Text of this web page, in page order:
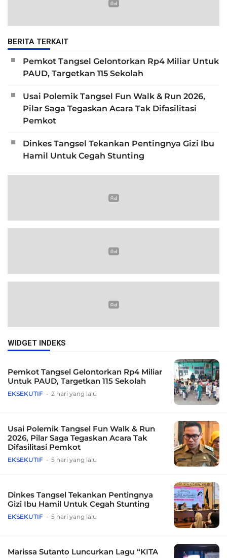
BERITA TERKAIT
Pemkot Tangsel Gelontorkan Rp4 Miliar Untuk
PAUD, Targetkan 115 Sekolah
Usai Polemik Tangsel Fun Walk & Run 2026,
Pilar Saga Tegaskan Acara Tak Difasilitasi
Pemkot
Dinkes Tangsel Tekankan Pentingnya Gizi Ibu
Hamil Untuk Cegah Stunting
WIDGET INDEKS
Pemkot Tangsel Gelontorkan Rp4 Miliar
Untuk PAUD, Targetkan 115 Sekolah
EKSEKUTIF 2 hari yang lalu
Usai Polemik Tangsel Fun Walk & Run
2026, Pilar Saga Tegaskan Acara Tak
Difasilitasi Pemkot
EKSEKUTIF 5 hari yang lalu
Dinkes Tangsel Tekankan Pentingnya
Gizi Ibu Hamil Untuk Cegah Stunting
EKSEKUTIF 5 hari yang lalu
Marissa Sutanto Luncurkan Lagu “KITA